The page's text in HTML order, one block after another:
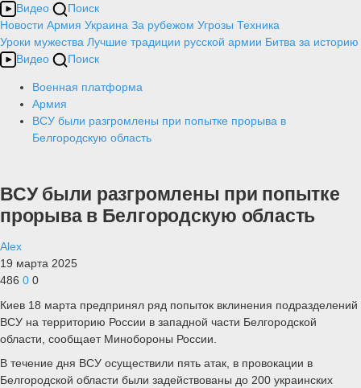
Видео
Поиск
Новости Армия Украина За рубежом Угрозы Техника
Уроки мужества Лучшие традиции русской армии Битва за историю
Видео
Поиск
Военная платформа
Армия
ВСУ были разгромлены при попытке прорыва в
Белгородскую область
ВСУ были разгромлены при попытке
прорыва в Белгородскую область
Alex
19 марта 2025
486 0 0
Киев 18 марта предпринял ряд попыток вклинения подразделений
ВСУ на территорию России в западной части Белгородской
области, сообщает Минобороны России.
В течение дня ВСУ осуществили пять атак, в провокации в
Белгородской области были задействованы до 200 украинских